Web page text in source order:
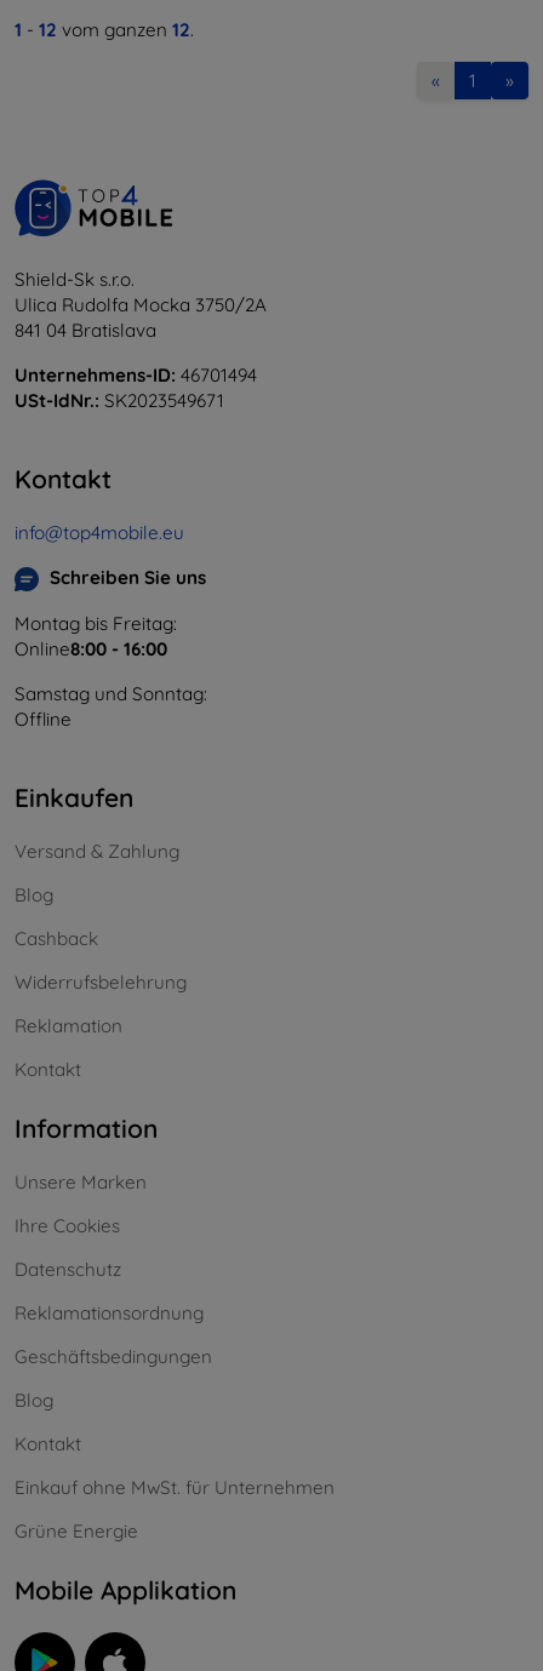
1 - 12 vom ganzen 12.
« 1 »
Shield-Sk s.r.o.
Ulica Rudolfa Mocka 3750/2A
841 04 Bratislava
Unternehmens-ID: 46701494
USt-IdNr.: SK2023549671
Kontakt
info@top4mobile.eu
Schreiben Sie uns
Montag bis Freitag:
Online8:00 - 16:00
Samstag und Sonntag:
Offline
Einkaufen
Versand & Zahlung
Blog
Cashback
Widerrufsbelehrung
Reklamation
Kontakt
Information
Unsere Marken
Ihre Cookies
Datenschutz
Reklamationsordnung
Geschäftsbedingungen
Blog
Kontakt
Einkauf ohne MwSt. für Unternehmen
Grüne Energie
Mobile Applikation